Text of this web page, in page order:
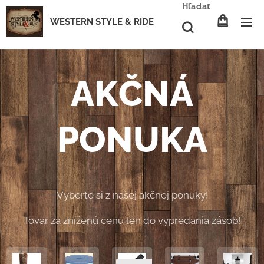
WESTERN STYLE & RIDE
Hľadať
AKČNÁ
PONUKA
Vyberte si z našej akčnej ponuky!
Tovar za zníženú cenu len do vypredania zásob!